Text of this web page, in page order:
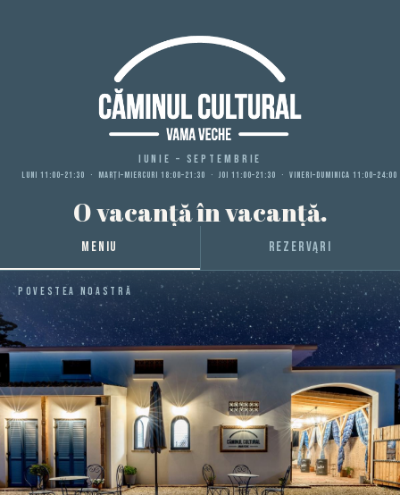
iunie – septembrie
LUNI 11:00–21:30 · MARȚI–MIERCURI 18:00–21:30 · JOI 11:00–21:30 · VINERI–DUMINICA 11:00–24:00
O vacanță în vacanță.
MENIU REZERVĄRI
Povestea noastră